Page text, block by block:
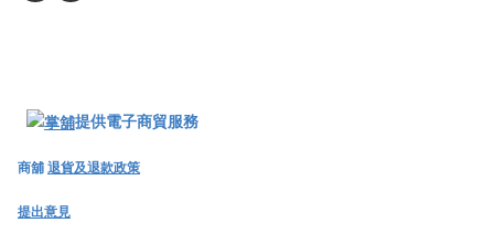
提供電子商貿服務
商舖退貨及退款政策
提出意見